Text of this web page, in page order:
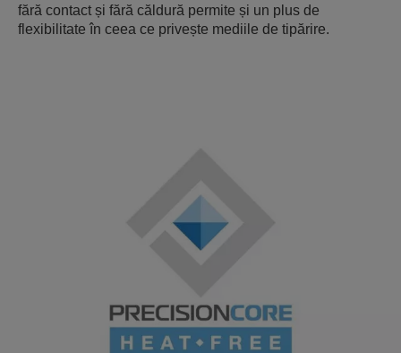
fără contact și fără căldură permite și un plus de
flexibilitate în ceea ce privește mediile de tipărire.